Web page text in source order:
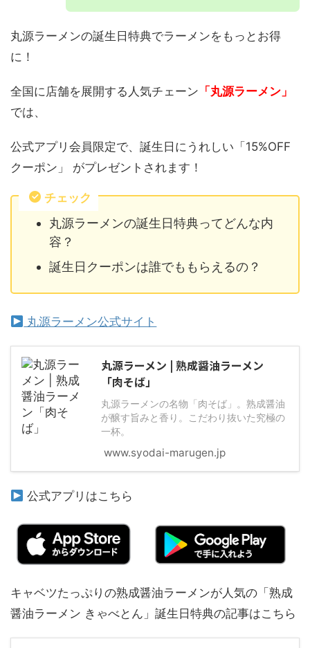
丸源ラーメンの誕生日特典でラーメンをもっとお得
に！
全国に店舗を展開する人気チェーン 「丸源ラーメン」
では、
公式アプリ会員限定で、誕生日にうれしい「15%OFF
クーポン」 がプレゼントされます！
チェック
丸源ラーメンの誕生日特典ってどんな内
容？
誕生日クーポンは誰でももらえるの？
丸源ラーメン公式サイト
丸源ラーメン | 熟成醤油ラーメン
「肉そば」
丸源ラーメンの名物「肉そば」。熟成醤油
が醸す旨みと香り。こだわり抜いた究極の
一杯。
www.syodai-marugen.jp
公式アプリはこちら
キャベツたっぷりの熟成醤油ラーメンが人気の「熟成
醤油ラーメン きゃべとん」誕生日特典の記事はこちら